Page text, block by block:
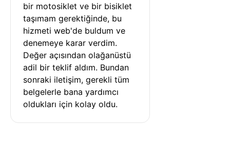
bir motosiklet ve bir bisiklet
taşımam gerektiğinde, bu
hizmeti web'de buldum ve
denemeye karar verdim.
Değer açısından olağanüstü
adil bir teklif aldım. Bundan
sonraki iletişim, gerekli tüm
belgelerle bana yardımcı
oldukları için kolay oldu.